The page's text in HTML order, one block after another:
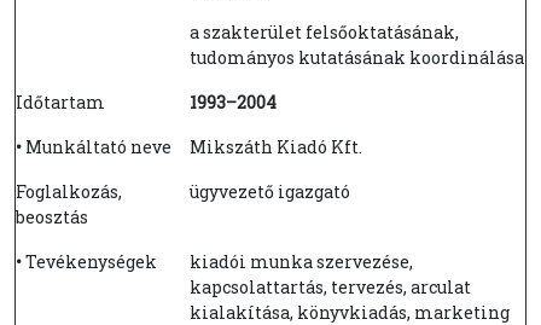
a szakterület felsőoktatásának,
tudományos kutatásának koordinálása
Időtartam
1993–2004
• Munkáltató neve
Mikszáth Kiadó Kft.
Foglalkozás,
beosztás
ügyvezető igazgató
•Tevékenységek
kiadói munka szervezése,
kapcsolattartás, tervezés, arculat
kialakítása, könyvkiadás, marketing